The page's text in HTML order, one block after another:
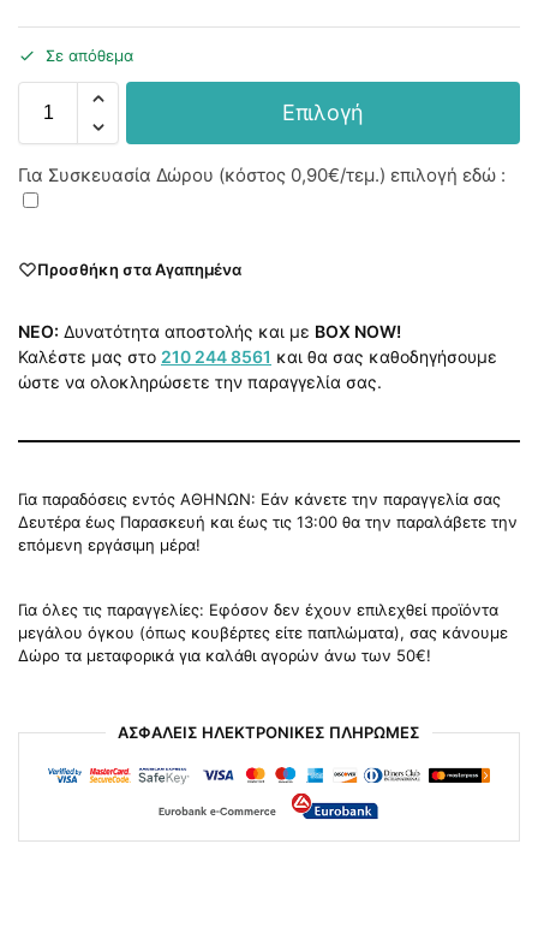
Σε απόθεμα
Επιλογή
Για Συσκευασία Δώρου (κόστος 0,90€/τεμ.) επιλογή εδώ :
Προσθήκη στα Αγαπημένα
NEO: Δυνατότητα αποστολής και με BOX NOW!
Καλέστε μας στο 210 244 8561 και θα σας καθοδηγήσουμε
ώστε να ολοκληρώσετε την παραγγελία σας.
Για παραδόσεις εντός ΑΘΗΝΩΝ: Εάν κάνετε την παραγγελία σας
Δευτέρα έως Παρασκευή και έως τις 13:00 θα την παραλάβετε την
επόμενη εργάσιμη μέρα!
Για όλες τις παραγγελίες: Εφόσον δεν έχουν επιλεχθεί προϊόντα
μεγάλου όγκου (όπως κουβέρτες είτε παπλώματα), σας κάνουμε
Δώρο τα μεταφορικά για καλάθι αγορών άνω των 50€!
ΑΣΦΑΛΕΙΣ ΗΛΕΚΤΡΟΝΙΚΕΣ ΠΛΗΡΩΜΕΣ